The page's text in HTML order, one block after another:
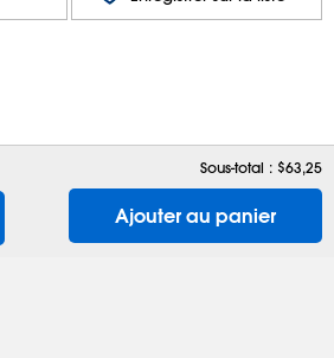
Sous-total : $63,25
Ajouter au panier